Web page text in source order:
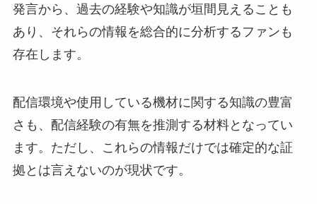
発言から、過去の経験や知識が垣間見えることも
あり、それらの情報を総合的に分析するファンも
存在します。
配信環境や使用している機材に関する知識の豊富
さも、配信経験の有無を推測する材料となってい
ます。ただし、これらの情報だけでは確定的な証
拠とは言えないのが現状です。